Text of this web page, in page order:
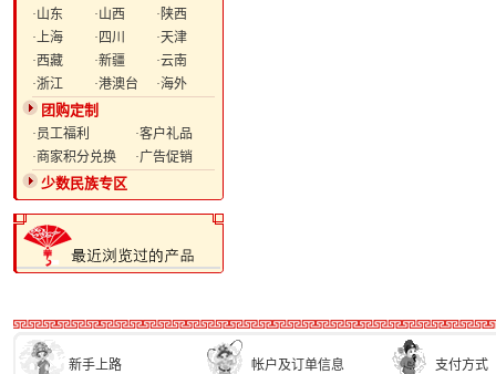
·山东
·山西
·陕西
·上海
·四川
·天津
·西藏
·新疆
·云南
·浙江
·港澳台 ·海外
团购定制
·员工福利
·客户礼品
·商家积分兑换
·广告促销
少数民族专区
新手上路 帐户及订单信息
支付方式